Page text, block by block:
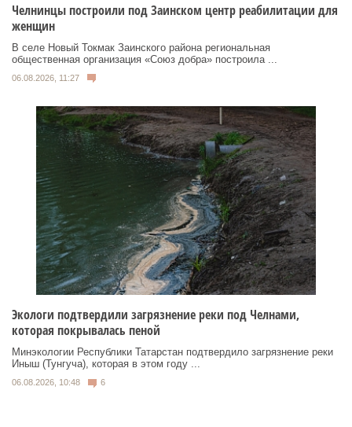
Челнинцы построили под Заинском центр реабилитации для
женщин
В селе Новый Токмак Заинского района региональная
общественная организация «Союз добра» построила ...
06.08.2026, 11:27
Экологи подтвердили загрязнение реки под Челнами,
которая покрывалась пеной
Минэкологии Республики Татарстан подтвердило загрязнение реки
Иныш (Тунгуча), которая в этом году ...
06.08.2026, 10:48 6